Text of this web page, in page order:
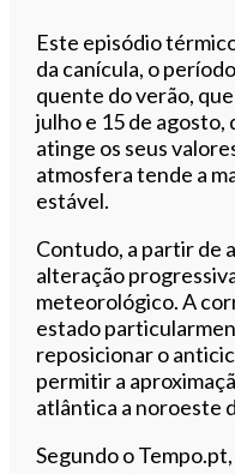
Este episódio
da canícula, o
quente do verão,
julho e 15 de agosto,
atinge os seus
atmosfera tende a
estável.
Contudo, a partir de
alteração
meteorológico. A
estado
reposicionar o
permitir a
atlântica a noroeste
Segundo o